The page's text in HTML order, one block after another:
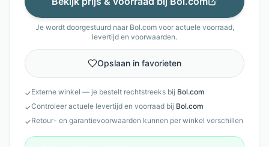
Je wordt doorgestuurd naar Bol.comvoor actuele voorraad,
levertijd en voorwaarden.
Opslaan in favorieten
✓Externe winkel — je bestelt rechtstreeks bij Bol.com
✓Controleer actuele levertijd en voorraad bij Bol.com
✓Retour- en garantievoorwaarden kunnen per winkel verschillen